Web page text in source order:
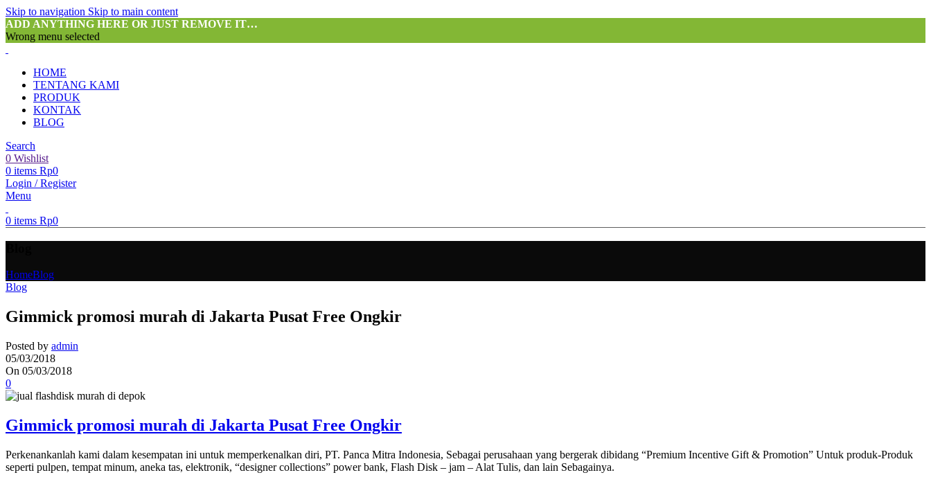
Skip to navigation Skip to main content
ADD ANYTHING HERE OR JUST REMOVE IT…
Wrong menu selected
HOME
TENTANG KAMI
PRODUK
KONTAK
BLOG
Search
0 Wishlist
0 items Rp0
Login / Register
Menu
0 items Rp0
HomeBlog
Blog
Gimmick promosi murah di Jakarta Pusat Free Ongkir
Posted by admin
05/03/2018
On 05/03/2018
0
Gimmick promosi murah di Jakarta Pusat Free Ongkir
Perkenankanlah kami dalam kesempatan ini untuk memperkenalkan diri, PT. Panca Mitra Indonesia, Sebagai perusahaan yang bergerak dibidang “Premium Incentive Gift & Promotion” Untuk produk-Produk
seperti pulpen, tempat minum, aneka tas, elektronik, “designer collections” power bank, Flash Disk – jam – Alat Tulis, dan lain Sebagainya.